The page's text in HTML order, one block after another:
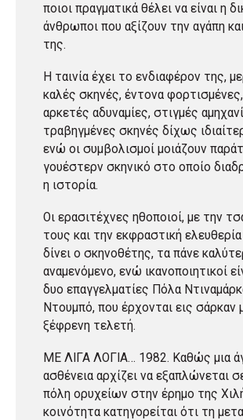
ποιοι πραγματικά θέλει να είναι η
άνθρωποι που αξίζουν την αγάπη
της.
Η ταινία έχει το ενδιαφέρον της,
καλές σκηνές, έντονα
αρκετές αδυναμίες, στιγμές
τραβηγμένες σκηνές δίχως
ενώ οι συμβολισμοί μοιάζουν
γουέστερν σκηνικό στο οποίο
η ιστορία.
Οι ερασιτέχνες ηθοποιοί, με την
τους και την εκφραστική
δίνει ο σκηνοθέτης, τα πάνε
αναμενόμενο, ενώ ικανοποιητικοί
δυο επαγγελματίες Πόλα
Ντουμπό, που έρχονται εις σάρκαν
ξέφρενη τελετή.
ΜΕ ΛΙΓΑ ΛΟΓΙΑ… 1982. Καθώς μια
ασθένεια αρχίζει να εξαπλώνεται
πόλη ορυχείων στην έρημο της
κοινότητα κατηγορείται ότι τη